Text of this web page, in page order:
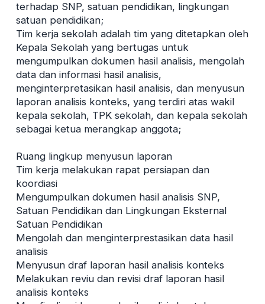
terhadap SNP, satuan pendidikan, lingkungan
satuan pendidikan;
Tim kerja sekolah adalah tim yang ditetapkan oleh
Kepala Sekolah yang bertugas untuk
mengumpulkan dokumen hasil analisis, mengolah
data dan informasi hasil analisis,
menginterpretasikan hasil analisis, dan menyusun
laporan analisis konteks, yang terdiri atas wakil
kepala sekolah, TPK sekolah, dan kepala sekolah
sebagai ketua merangkap anggota;
Ruang lingkup menyusun laporan
Tim kerja melakukan rapat persiapan dan
koordiasi
Mengumpulkan dokumen hasil analisis SNP,
Satuan Pendidikan dan Lingkungan Eksternal
Satuan Pendidikan
Mengolah dan menginterprestasikan data hasil
analisis
Menyusun draf laporan hasil analisis konteks
Melakukan reviu dan revisi draf laporan hasil
analisis konteks